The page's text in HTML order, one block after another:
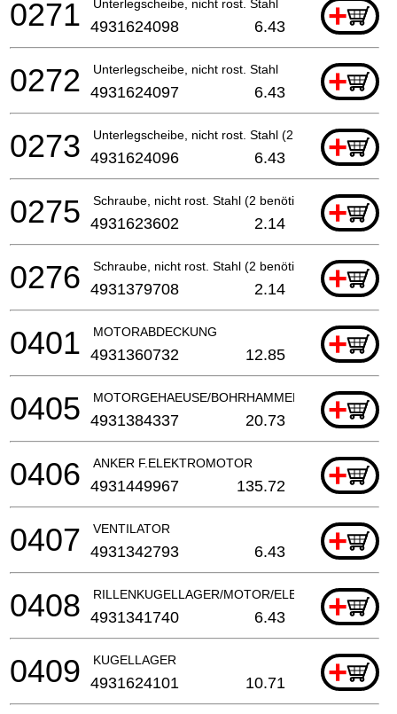
Unterlegscheibe, nicht rost. Stahl +
0271 4931624098 6.43
Unterlegscheibe, nicht rost. Stahl +
0272 4931624097 6.43
Unterlegscheibe, nicht rost. Stahl (2 benötigt)
+
0273 4931624096 6.43
Schraube, nicht rost. Stahl (2 benötigt) +
0275 4931623602 2.14
Schraube, nicht rost. Stahl (2 benötigt) +
0276 4931379708 2.14
MOTORABDECKUNG +
0401 4931360732 12.85
MOTORGEHAEUSE/BOHRHAMMER +
0405 4931384337 20.73
ANKER F.ELEKTROMOTOR +
0406 4931449967 135.72
VENTILATOR +
0407 4931342793 6.43
RILLENKUGELLAGER/MOTOR/ +
0408 4931341740 6.43
KUGELLAGER +
0409 4931624101 10.71